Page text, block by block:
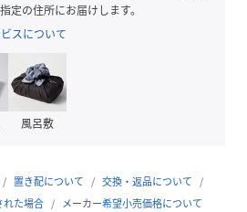
に記載されている「取り扱い上の
」を必ずご確認ください。
具合やパソコンなどの閲覧環境に
って見える場合がございます。あら
す。実際の商品と色味、仕様、加
定の住所にお届けします。
スについて
風呂敷
置き配について
交換・返品について
れた場合
メーカー希望小売価格について